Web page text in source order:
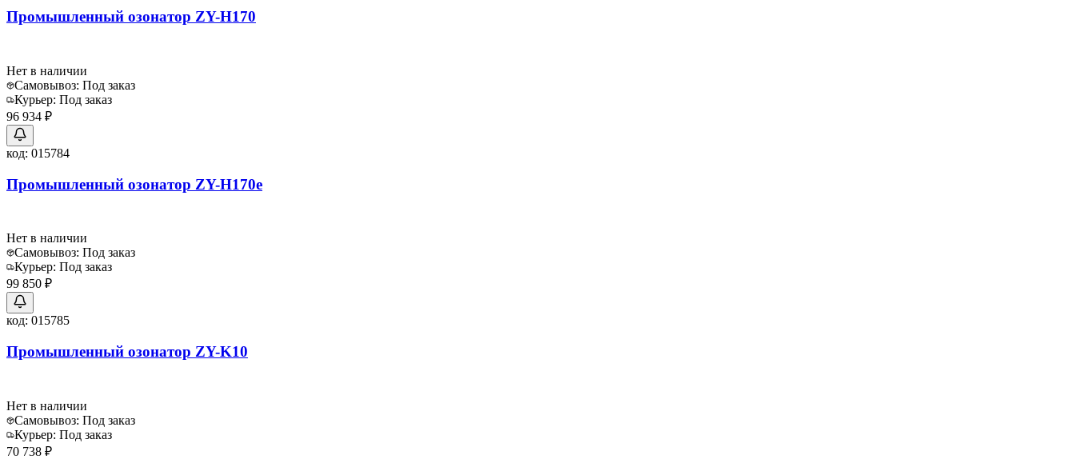
Промышленный озонатор ZY-H170
Нет в наличии
Самовывоз: Под заказ
Курьер: Под заказ
96 934 ₽
код: 015784
Промышленный озонатор ZY-H170e
Нет в наличии
Самовывоз: Под заказ
Курьер: Под заказ
99 850 ₽
код: 015785
Промышленный озонатор ZY-K10
Нет в наличии
Самовывоз: Под заказ
Курьер: Под заказ
70 738 ₽